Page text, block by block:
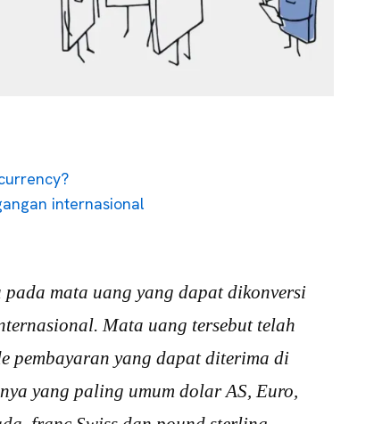
internasional
mata uang yang dapat dikonversi
Mata uang tersebut telah
pembayaran yang dapat diterima di
yang paling umum dolar AS, Euro,